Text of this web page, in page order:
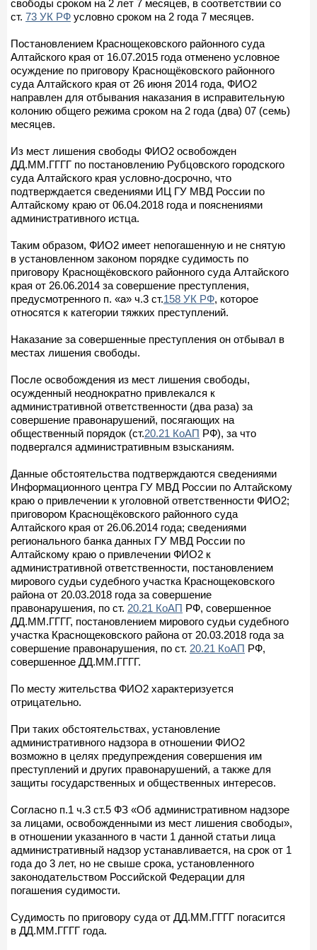
свободы сроком на 2 лет 7 месяцев, в соответствии со
ст. 73 УК РФ условно сроком на 2 года 7 месяцев.
Постановлением Краснощековского районного суда
Алтайского края от 16.07.2015 года отменено условное
осуждение по приговору Краснощёковского районного
суда Алтайского края от 26 июня 2014 года, ФИО2
направлен для отбывания наказания в исправительную
колонию общего режима сроком на 2 года (два) 07 (семь)
месяцев.
Из мест лишения свободы ФИО2 освобожден
ДД.ММ.ГГГГ по постановлению Рубцовского городского
суда Алтайского края условно-досрочно, что
подтверждается сведениями ИЦ ГУ МВД России по
Алтайскому краю от 06.04.2018 года и пояснениями
административного истца.
Таким образом, ФИО2 имеет непогашенную и не снятую
в установленном законом порядке судимость по
приговору Краснощёковского районного суда Алтайского
края от 26.06.2014 за совершение преступления,
предусмотренного п. «а» ч.3 ст.158 УК РФ, которое
относятся к категории тяжких преступлений.
Наказание за совершенные преступления он отбывал в
местах лишения свободы.
После освобождения из мест лишения свободы,
осужденный неоднократно привлекался к
административной ответственности (два раза) за
совершение правонарушений, посягающих на
общественный порядок (ст.20.21 КоАП РФ), за что
подвергался административным взысканиям.
Данные обстоятельства подтверждаются сведениями
Информационного центра ГУ МВД России по Алтайскому
краю о привлечении к уголовной ответственности ФИО2;
приговором Краснощёковского районного суда
Алтайского края от 26.06.2014 года; сведениями
регионального банка данных ГУ МВД России по
Алтайскому краю о привлечении ФИО2 к
административной ответственности, постановлением
мирового судьи судебного участка Краснощековского
района от 20.03.2018 года за совершение
правонарушения, по ст. 20.21 КоАП РФ, совершенное
ДД.ММ.ГГГГ, постановлением мирового судьи судебного
участка Краснощековского района от 20.03.2018 года за
совершение правонарушения, по ст. 20.21 КоАП РФ,
совершенное ДД.ММ.ГГГГ.
По месту жительства ФИО2 характеризуется
отрицательно.
При таких обстоятельствах, установление
административного надзора в отношении ФИО2
возможно в целях предупреждения совершения им
преступлений и других правонарушений, а также для
защиты государственных и общественных интересов.
Согласно п.1 ч.3 ст.5 ФЗ «Об административном надзоре
за лицами, освобожденными из мест лишения свободы»,
в отношении указанного в части 1 данной статьи лица
административный надзор устанавливается, на срок от 1
года до 3 лет, но не свыше срока, установленного
законодательством Российской Федерации для
погашения судимости.
Судимость по приговору суда от ДД.ММ.ГГГГ погасится
в ДД.ММ.ГГГГ года.